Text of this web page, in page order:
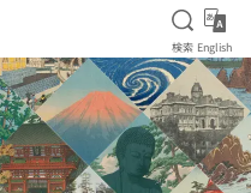
検索を
検索 English